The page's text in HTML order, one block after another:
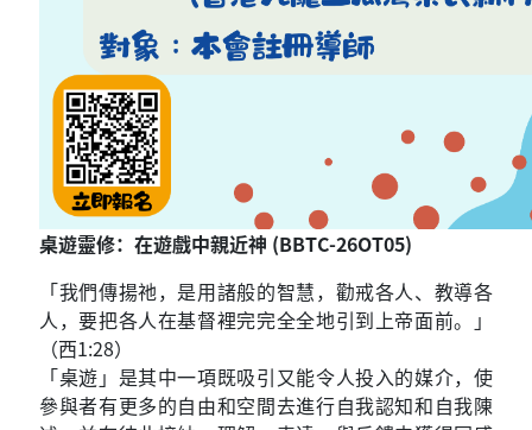
桌遊靈修：在遊戲中親近神 (BBTC-26OT05)
「我們傳揚祂，是用諸般的智慧，勸戒各人、教導各
人，要把各人在基督裡完完全全地引到上帝面前。」
（西1:28）
「桌遊」是其中一項既吸引又能令人投入的媒介，使
參與者有更多的自由和空間去進行自我認知和自我陳